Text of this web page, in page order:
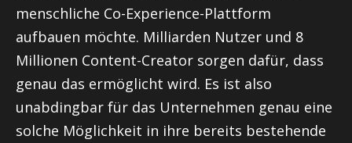
menschliche Co-Experience-Plattform
aufbauen möchte. Milliarden Nutzer und 8
Millionen Content-Creator sorgen dafür, dass
genau das ermöglicht wird. Es ist also
unabdingbar für das Unternehmen genau eine
solche Möglichkeit in ihre bereits bestehende